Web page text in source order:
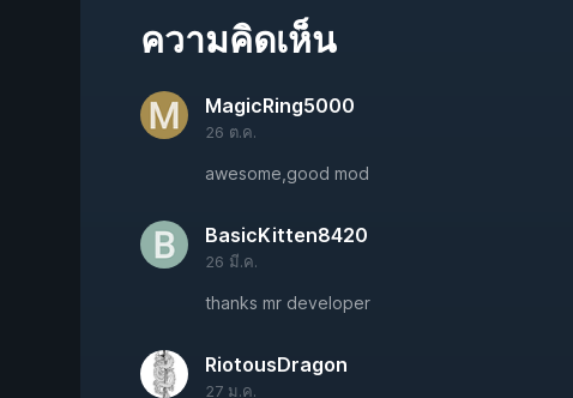
ความคิดเห็น
MagicRing5000
26 ต.ค.
awesome,good mod
BasicKitten8420
26 มี.ค.
thanks mr developer
RiotousDragon
27 ม.ค.